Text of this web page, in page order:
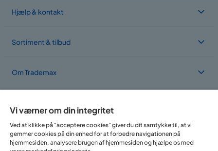
Hjælp & kontakt
Sortiment & tilbud
Om Trademax
Vi findes i flere forskellige lande
Vi værner om din integritet
Ved at klikke på "acceptere cookies" giver du dit samtykke til, at vi
gemmer cookies på din enhed for at forbedre navigationen på
hjemmesiden, analysere brugen af hjemmesiden og hjælpe os med